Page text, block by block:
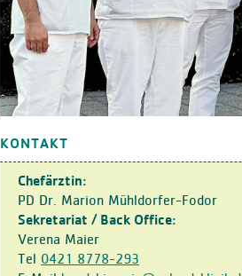
KONTAKT
Chefärztin:
PD Dr. Marion Mühldorfer-Fodor
Sekretariat / Back Office:
Verena Maier
Tel 0421 8778-293